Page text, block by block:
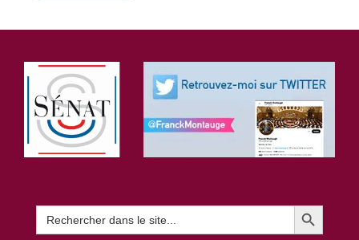
Footer
Search
for:
Search Button